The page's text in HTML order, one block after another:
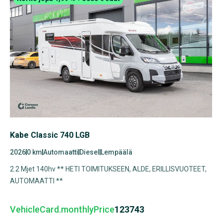
Kabe Classic 740 LGB
20260 kmAutomaatti Diesel Lempäälä
2.2 Mjet 140hv ** HETI TOIMITUKSEEN, ALDE, ERILLISVUOTEET,
AUTOMAATTI **
VehicleCard.monthlyPrice123743